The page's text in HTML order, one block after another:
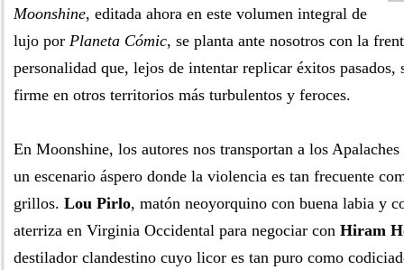
Moonshine, editada ahora en este volumen integral de
lujo por Planeta Cómic, se planta ante nosotros con la
personalidad que, lejos de intentar replicar éxitos pasados,
firme en otros territorios más turbulentos y feroces.
En Moonshine, los autores nos transportan a los
un escenario áspero donde la violencia es tan frecuente
grillos. Lou Pirlo, matón neoyorquino con buena labia y
aterriza en Virginia Occidental para negociar con Hiram
destilador clandestino cuyo licor es tan puro como